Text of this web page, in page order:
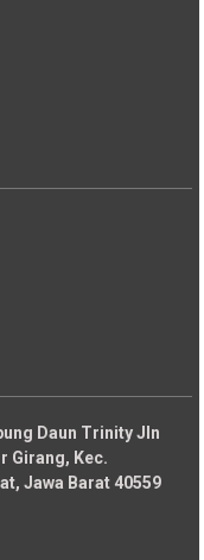
Daun Trinity Jln
Girang, Kec.
Jawa Barat 40559